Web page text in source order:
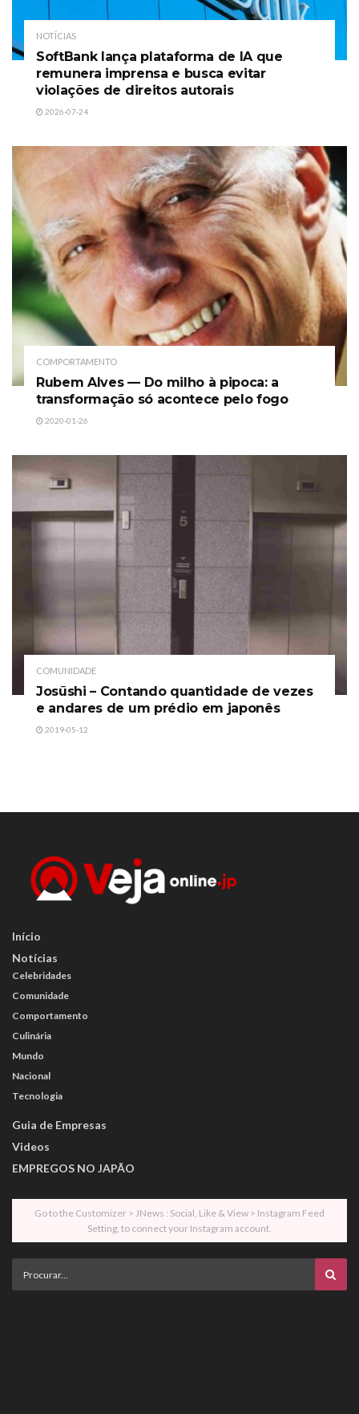
NOTÍCIAS
SoftBank lança plataforma de IA que
remunera imprensa e busca evitar
violações de direitos autorais
2026-07-24
COMPORTAMENTO
Rubem Alves — Do milho à pipoca: a
transformação só acontece pelo fogo
2020-01-26
COMUNIDADE
Josūshi – Contando quantidade de vezes
e andares de um prédio em japonês
2019-05-12
Início
Notícias
Celebridades
Comunidade
Comportamento
Culinária
Mundo
Nacional
Tecnologia
Guia de Empresas
Videos
EMPREGOS NO JAPÃO
Go to the Customizer > JNews : Social, Like & View > Instagram Feed
Setting, to connect your Instagram account.